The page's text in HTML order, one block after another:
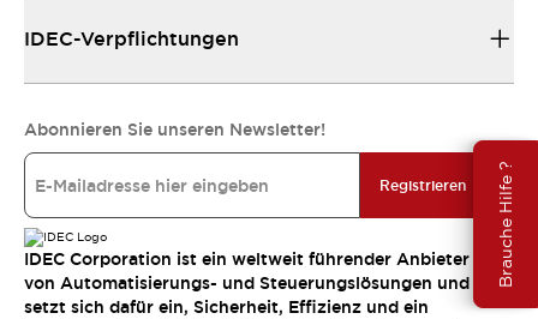
Brauche Hilfe ?
IDEC-Verpflichtungen
Abonnieren Sie unseren Newsletter!
Registrieren
IDEC Corporation ist ein weltweit führender Anbieter
von Automatisierungs- und Steuerungslösungen und
setzt sich dafür ein, Sicherheit, Effizienz und ein